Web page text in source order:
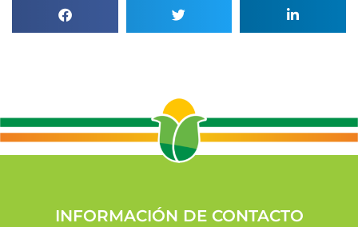
INFORMACIÓN DE CONTACTO